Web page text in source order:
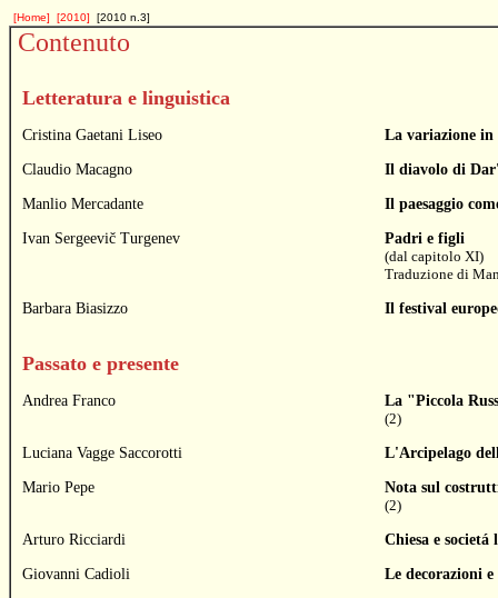
[Home] [2010] [2010 n.3]
Contenuto
Letteratura e linguistica
Cristina Gaetani Liseo La variazione in
Claudio Macagno Il diavolo di
Manlio Mercadante Il paesaggio
Ivan Sergeevič Turgenev
Padri e figli
(dal capitolo XI)
Traduzione di
Barbara Biasizzo Il festival
Passato e presente
Andrea Franco
La "Piccola
(2)
Luciana Vagge Saccorotti L'Arcipelago
Mario Pepe
Nota sul
(2)
Arturo Ricciardi Chiesa e
Giovanni Cadioli Le decorazioni e